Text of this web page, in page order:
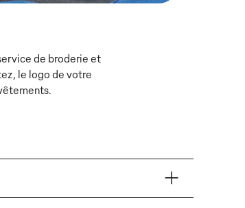
de broderie et
le logo de votre